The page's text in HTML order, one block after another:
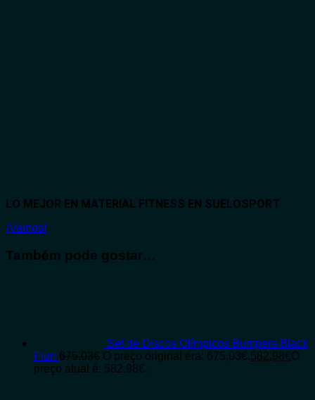
LO MEJOR EN MATERIAL FITNESS EN SUELOSPORT
¡Vamos!
Também pode gostar…
Set de Discos Olímpicos Bumpers Black
Fiuri 675,03€ O preço original era: 675,03€.582,98€O
preço atual é: 582,98€.